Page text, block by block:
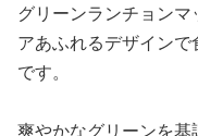
グリーンランチョン
アあふれるデザイン
です。
爽やかなグリーンを